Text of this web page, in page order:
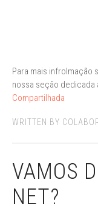
Para mais infrolmação
nossa seção dedicada
Compartilhada
WRITTEN BY
VAMOS
NET?